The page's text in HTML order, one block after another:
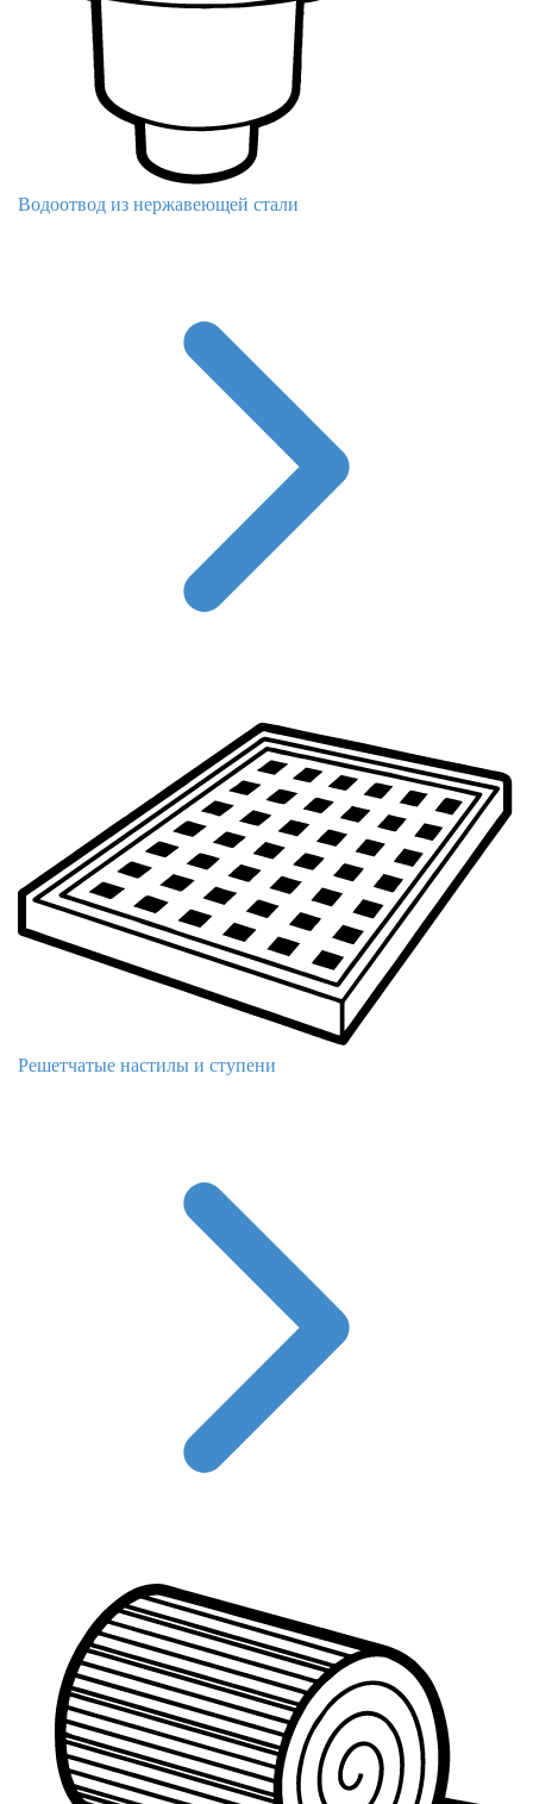
Водоотвод из нержавеющей стали
Решетчатые настилы и ступени